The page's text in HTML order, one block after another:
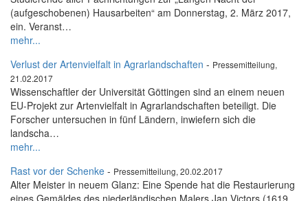
(aufgeschobenen) Hausarbeiten“ am Donnerstag, 2. März 2017,
ein. Veranst…
mehr...
Verlust der Artenvielfalt in Agrarlandschaften - Pressemitteilung,
21.02.2017
Wissenschaftler der Universität Göttingen sind an einem neuen
EU-Projekt zur Artenvielfalt in Agrarlandschaften beteiligt. Die
Forscher untersuchen in fünf Ländern, inwiefern sich die
landscha…
mehr...
Rast vor der Schenke - Pressemitteilung, 20.02.2017
Alter Meister in neuem Glanz: Eine Spende hat die Restaurierung
eines Gemäldes des niederländischen Malers Jan Victors (1619